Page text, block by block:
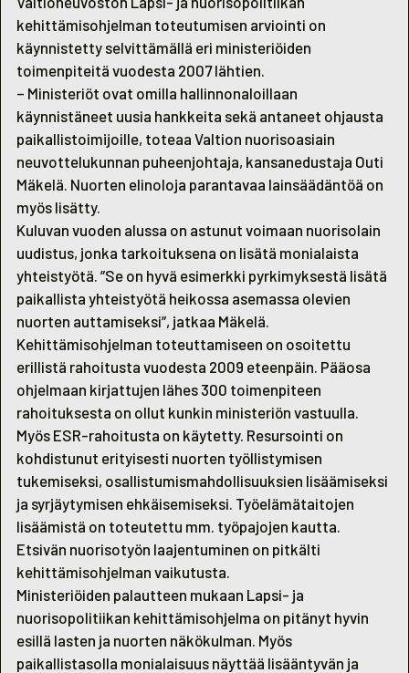
kehittämisohjelman toteutumisen arviointi on
käynnistetty selvittämällä eri ministeriöiden
toimenpiteitä vuodesta 2007 lähtien.
– Ministeriöt ovat omilla hallinnonaloillaan
käynnistäneet uusia hankkeita sekä antaneet ohjausta
paikallistoimijoille, toteaa Valtion nuorisoasiain
neuvottelukunnan puheenjohtaja, kansanedustaja Outi
Mäkelä. Nuorten elinoloja parantavaa lainsäädäntöä on
myös lisätty.
Kuluvan vuoden alussa on astunut voimaan nuorisolain
uudistus, jonka tarkoituksena on lisätä monialaista
yhteistyötä. ”Se on hyvä esimerkki pyrkimyksestä lisätä
paikallista yhteistyötä heikossa asemassa olevien
nuorten auttamiseksi”, jatkaa Mäkelä.
Kehittämisohjelman toteuttamiseen on osoitettu
erillistä rahoitusta vuodesta 2009 eteenpäin. Pääosa
ohjelmaan kirjattujen lähes 300 toimenpiteen
rahoituksesta on ollut kunkin ministeriön vastuulla.
Myös ESR-rahoitusta on käytetty. Resursointi on
kohdistunut erityisesti nuorten työllistymisen
tukemiseksi, osallistumismahdollisuuksien lisäämiseksi
ja syrjäytymisen ehkäisemiseksi. Työelämätaitojen
lisäämistä on toteutettu mm. työpajojen kautta.
Etsivän nuorisotyön laajentuminen on pitkälti
kehittämisohjelman vaikutusta.
Ministeriöiden palautteen mukaan Lapsi- ja
nuorisopolitiikan kehittämisohjelma on pitänyt hyvin
esillä lasten ja nuorten näkökulman. Myös
paikallistasolla monialaisuus näyttää lisääntyvän ja